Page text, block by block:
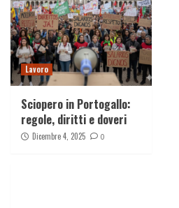
Lavoro
Sciopero in Portogallo:
regole, diritti e doveri
Dicembre 4, 2025 0